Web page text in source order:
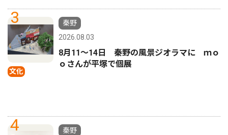
3
文化
秦野
2026.08.03
8月11〜14日 秦野の風景ジオラマに ｍｏ
ｏさんが平塚で個展
4
秦野